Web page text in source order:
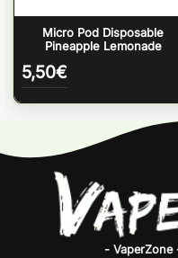
Micro Pod Disposable
Pineapple Lemonade
5,50€
- VaperZone